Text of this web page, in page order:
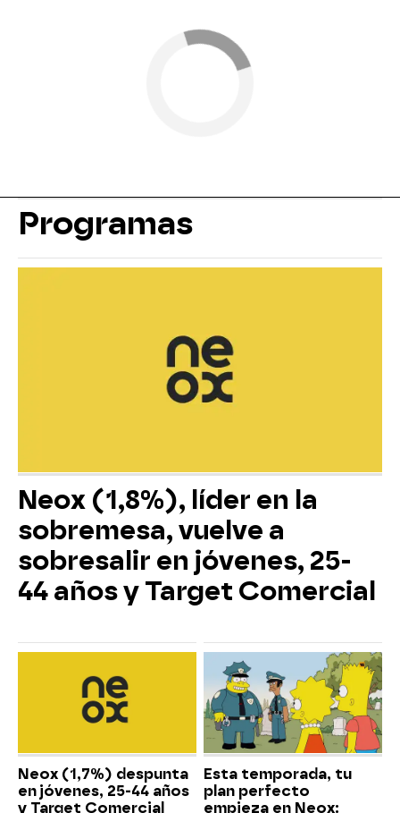
Programas
Neox (1,8%), líder en la
sobremesa, vuelve a
sobresalir en jóvenes, 25-
44 años y Target Comercial
Neox (1,7%) despunta
en jóvenes, 25-44 años
y Target Comercial
Esta temporada, tu
plan perfecto
empieza en Neox: